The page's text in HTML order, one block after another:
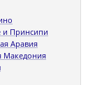
и Принсипи
Аравия
Македония